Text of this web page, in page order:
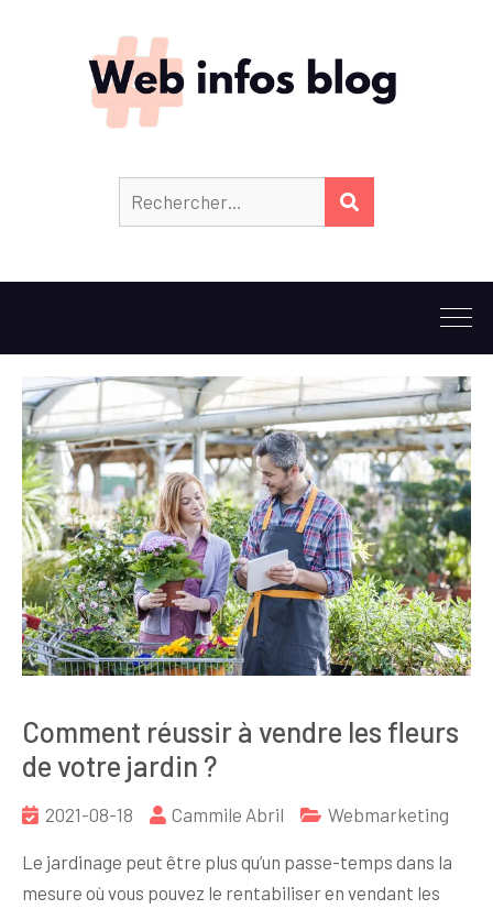
Comment réussir à vendre les fleurs
de votre jardin ?
2021-08-18 Cammile Abril Webmarketing
Le jardinage peut être plus qu’un passe-temps dans la
mesure où vous pouvez le rentabiliser en vendant les